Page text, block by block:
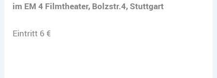
im EM 4 Filmtheater, Bolzstr.4, Stuttgart
Eintritt 6 €